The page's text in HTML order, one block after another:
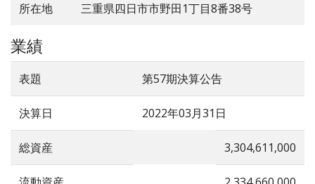
所在地 三重県四日市市野田1丁目8番38号
業績
表題 第57期決算公告
決算日 2022年03月31日
総資産 3,304,611,000